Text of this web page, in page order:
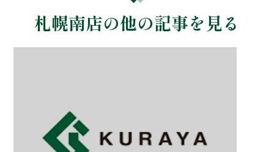
札幌南店の他の記事を見る